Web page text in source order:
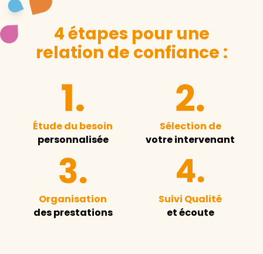
4 étapes pour une
relation de confiance :
Étude du besoin
personnalisée
Sélection de
votre intervenant
Organisation
des prestations
Suivi Qualité
et écoute